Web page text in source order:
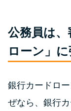
公務員は
ローン」
銀行カードロ
ぜなら、銀行